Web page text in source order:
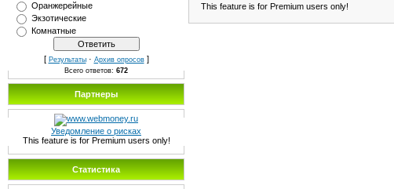
Оранжерейные
Экзотические
Комнатные
[ Результаты· Архив опросов]
Всего ответов: 672
Партнеры
Уведомление о рисках
This feature is for Premium users only!
Статистика
This feature is for Premium users only!